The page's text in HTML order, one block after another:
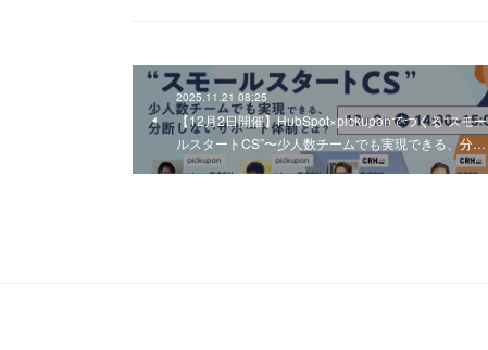
2025.11.21 08:25
【12月2日開催】HubSpot×pickuponでつくる“スモー
ルスタートCS”〜少人数チームでも実現できる、分…